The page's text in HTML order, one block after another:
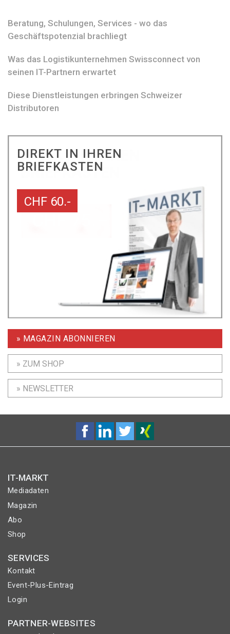
Beratung, Schulungen, Services - wo das
Geschäftspotenzial brachliegt
Was das Logistikunternehmen Swissconnect von
seinen IT-Partnern erwartet
Diese Dienstleistungen erbringen Schweizer
Distributoren
DIREKT IN IHREN
BRIEFKASTEN
CHF 60.-
» MAGAZIN ABONNIEREN
» ZUM SHOP
» NEWSLETTER
IT-MARKT
Mediadaten
Magazin
Abo
Shop
SERVICES
Kontakt
Event-Plus-Eintrag
Login
PARTNER-WEBSITES